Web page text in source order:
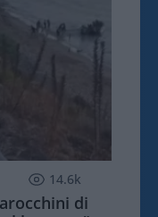
14.6k
di